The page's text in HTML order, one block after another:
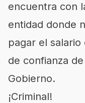
encuentra con
entidad donde
pagar el
de confianza
Gobierno.
¡Criminal!